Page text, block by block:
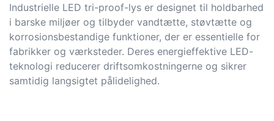
Industrielle LED tri-proof-lys er designet til holdbarhed
i barske miljøer og tilbyder vandtætte, støvtætte og
korrosionsbestandige funktioner, der er essentielle for
fabrikker og værksteder. Deres energieffektive LED-
teknologi reducerer driftsomkostningerne og sikrer
samtidig langsigtet pålidelighed.